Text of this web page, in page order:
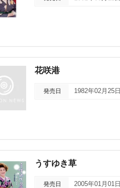
花咲港
発売日 1982年02月25日
うすゆき草
発売日 2005年01月01日